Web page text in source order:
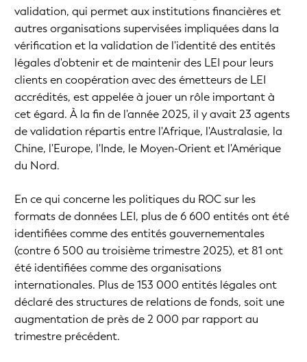
validation, qui permet aux institutions financières et
autres organisations supervisées impliquées dans la
vérification et la validation de l'identité des entités
légales d'obtenir et de maintenir des LEI pour leurs
clients en coopération avec des émetteurs de LEI
accrédités, est appelée à jouer un rôle important à
cet égard. À la fin de l'année 2025, il y avait 23 agents
de validation répartis entre l'Afrique, l'Australasie, la
Chine, l'Europe, l'Inde, le Moyen-Orient et l'Amérique
du Nord.
En ce qui concerne les politiques du ROC sur les
formats de données LEI, plus de 6 600 entités ont été
identifiées comme des entités gouvernementales
(contre 6 500 au troisième trimestre 2025), et 81 ont
été identifiées comme des organisations
internationales. Plus de 153 000 entités légales ont
déclaré des structures de relations de fonds, soit une
augmentation de près de 2 000 par rapport au
trimestre précédent.